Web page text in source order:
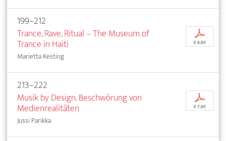
199–212
Trance, Rave, Ritual – The Museum of
Trance in Haiti
Marietta Kesting
p
€ 9,95
213–222
Musik by Design. Beschwörung von
Medienrealitäten
Jussi Parikka
p
€ 7,95